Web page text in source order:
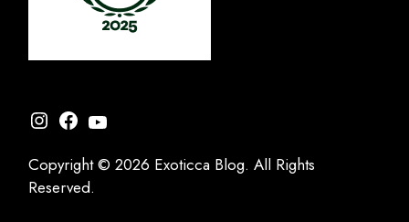
Instagram
Facebook
YouTube
Copyright © 2026 Exoticca Blog. All Rights
Reserved.